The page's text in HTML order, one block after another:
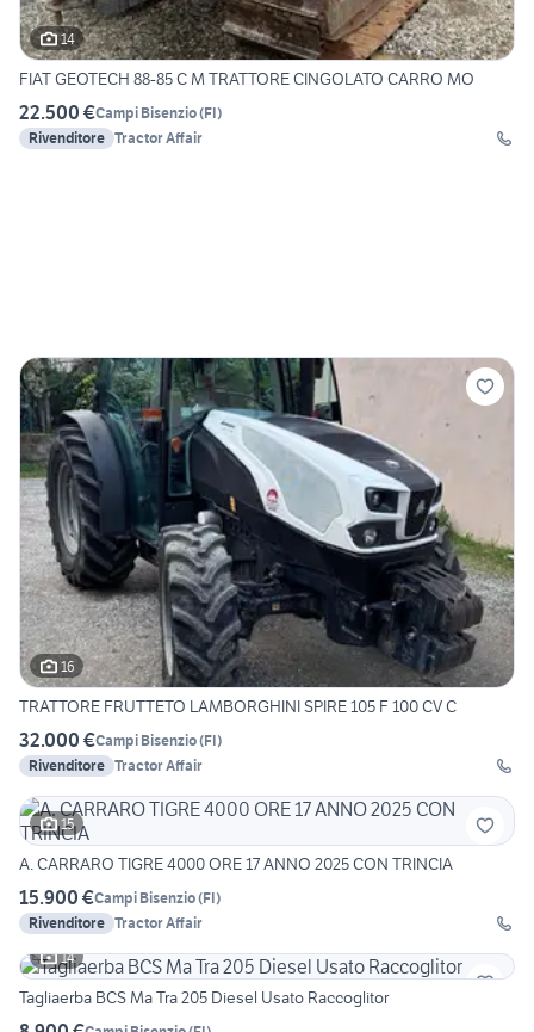
14
FIAT GEOTECH 88-85 C M TRATTORE CINGOLATO CARRO MO
22.500 €Campi Bisenzio(FI)
Rivenditore Tractor Affair
16
TRATTORE FRUTTETO LAMBORGHINI SPIRE 105 F 100 CV C
32.000 €Campi Bisenzio(FI)
Rivenditore Tractor Affair
15
A. CARRARO TIGRE 4000 ORE 17 ANNO 2025 CON TRINCIA
15.900 €Campi Bisenzio(FI)
Rivenditore Tractor Affair
14
Tagliaerba BCS Ma Tra 205 Diesel Usato Raccoglitor